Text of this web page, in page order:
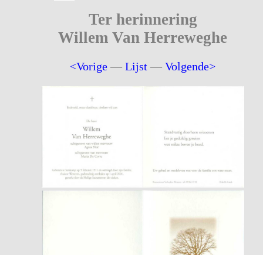
Ter herinnering
Willem Van Herreweghe
<Vorige —Lijst —Volgende>